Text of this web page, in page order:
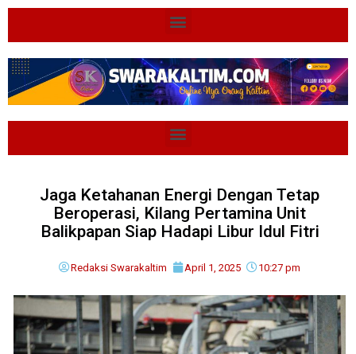
Jaga Ketahanan Energi Dengan Tetap
Beroperasi, Kilang Pertamina Unit
Balikpapan Siap Hadapi Libur Idul Fitri
Redaksi Swarakaltim April 1, 2025 10:27 pm